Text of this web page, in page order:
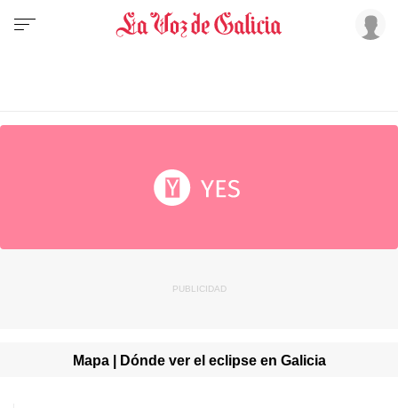
Mapa | Dónde ver el eclipse en Galicia